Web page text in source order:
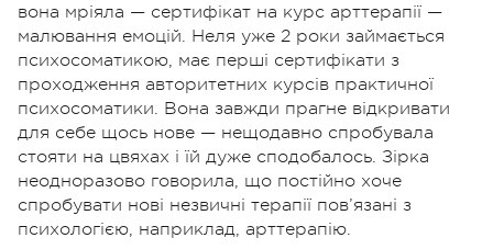
вона мріяла — сертифікат на курс арттерапії —
малювання емоцій. Неля уже 2 роки займається
психосоматикою, має перші сертифікати з
проходження авторитетних курсів практичної
психосоматики. Вона завжди прагне відкривати
для себе щось нове — нещодавно спробувала
стояти на цвяхах і їй дуже сподобалось. Зірка
неодноразово говорила, що постійно хоче
спробувати нові незвичні терапії пов’язані з
психологією, наприклад, арттерапію.